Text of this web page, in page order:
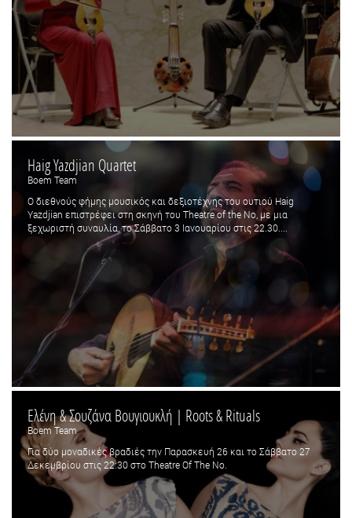
Haig Yazdjian Quartet
Boem Team
Ο διεθνούς φήμης μουσικός και δεξιοτέχνης του ουτιού Haig
Yazdjian επιστρέφει στη σκηνή του Theatre of the No, με μια
ξεχωριστή συναυλία, το Σάββατο 3 Ιανουαρίου στις 22.30....
Ελένη & Σουζάνα Βουγιουκλή | Roots & Rituals
Boem Team
Για δύο μοναδικές βραδιές την Παρασκευή 26 και το Σάββατο 27
Δεκεμβρίου στις 22:30 στο Theatre Of The No.